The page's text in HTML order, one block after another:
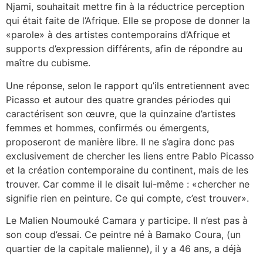
Njami, souhaitait mettre fin à la réductrice perception
qui était faite de l’Afrique. Elle se propose de donner la
«parole» à des artistes contemporains d’Afrique et
supports d’expression différents, afin de répondre au
maître du cubisme.
Une réponse, selon le rapport qu’ils entretiennent avec
Picasso et autour des quatre grandes périodes qui
caractérisent son œuvre, que la quinzaine d’artistes
femmes et hommes, confirmés ou émergents,
proposeront de manière libre. Il ne s’agira donc pas
exclusivement de chercher les liens entre Pablo Picasso
et la création contemporaine du continent, mais de les
trouver. Car comme il le disait lui-même : «chercher ne
signifie rien en peinture. Ce qui compte, c’est trouver».
Le Malien Noumouké Camara y participe. Il n’est pas à
son coup d’essai. Ce peintre né à Bamako Coura, (un
quartier de la capitale malienne), il y a 46 ans, a déjà